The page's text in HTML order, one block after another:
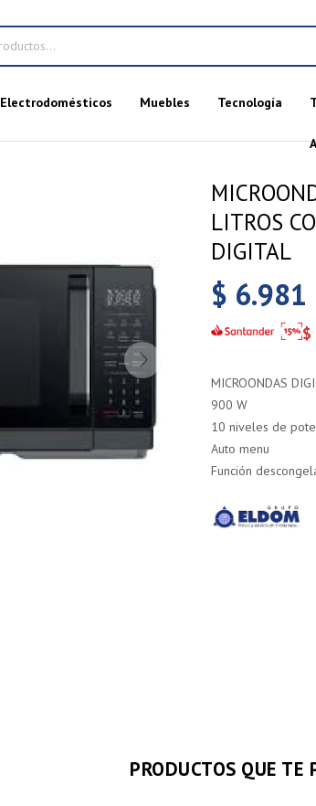
Electrodomésticos Muebles Tecnología
LITROS
DIGITAL
$ 6.981
$
MICROONDAS
900 W
10 niveles de
Auto menu
Función
PRODUCTOS QUE TE